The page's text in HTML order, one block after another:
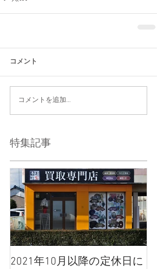
コメント
コメントを追加…
特集記事
2021年10月以降の定休日に